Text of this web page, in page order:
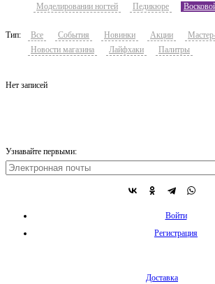
Моделировании ногтей
Педикюре
Тип: Все События Новинки Акции
Новости магазина
Лайфхаки Палитры
Нет записей
Узнавайте первыми:
Войти
Регистрация
Доставка